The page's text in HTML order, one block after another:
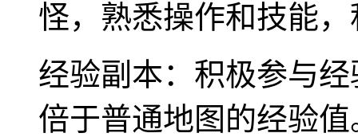
怪，熟悉操作和技能
经验副本：积极参与
倍于普通地图的经验值